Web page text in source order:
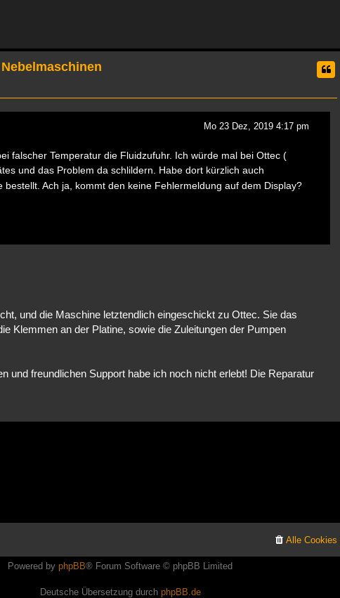
Mo 23 Dez, 2019 4:17 pm
falscher Temperatur die Fluidzufuhr. Ich würde mal bei Ottec (
und das Problem da schlildern. Habe dort kürzlich auch
Ach ja, kommt den keine Fehlermeldung auf dem Display?
und die Maschine letztendlich eingeschickt zu Ottec. Sie das
Klemmen an der Platine, sowie die Zuleitungen der Pumpen
und freundlichen Support habe ich noch nicht erlebt! Die Reparatur
Alle Cookies
Powered by phpBB® Forum Software © phpBB Limited
Deutsche Übersetzung durch phpBB.de